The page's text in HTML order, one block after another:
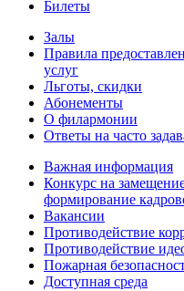
Билеты
Залы
Правила
услуг
Льготы, скидки
Абонементы
О филармонии
Ответы на часто
Важная информация
Конкурс на
формирование
Вакансии
Противодействие
Противодействие
Пожарная
Доступная среда